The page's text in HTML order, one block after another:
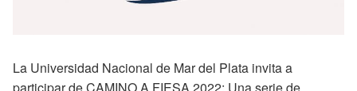
La Universidad Nacional de Mar del Plata invita a
participar de CAMINO A FIESA 2022: Una serie de